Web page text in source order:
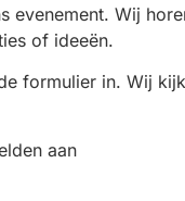
evenement. Wij
of ideeën.
formulier in. Wij
aan